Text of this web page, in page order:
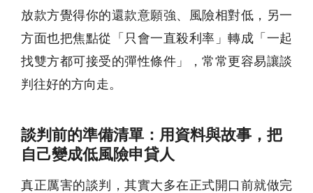
放款方覺得你的還款意願強、風險相對低，另一
方面也把焦點從「只會一直殺利率」轉成「一起
找雙方都可接受的彈性條件」，常常更容易讓談
判往好的方向走。
談判前的準備清單：用資料與故事，把
自己變成低風險申貸人
真正厲害的談判，其實大多在正式開口前就做完